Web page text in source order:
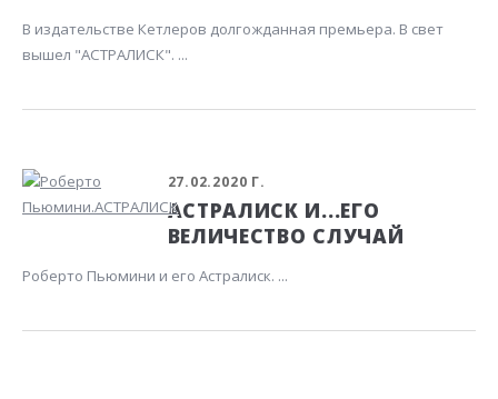
В издательстве Кетлеров долгожданная премьера. В свет
вышел "АСТРАЛИСК". ...
27.02.2020 Г.
АСТРАЛИСК И...ЕГО
ВЕЛИЧЕСТВО СЛУЧАЙ
Роберто Пьюмини и его Астралиск. ...